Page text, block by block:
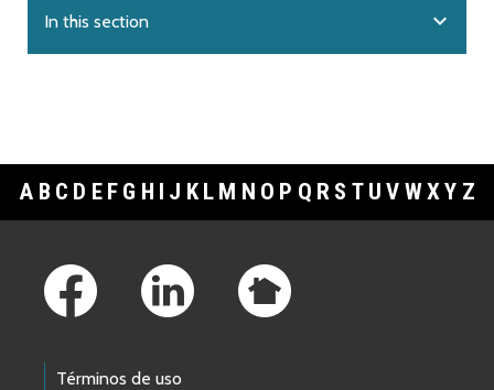
In this section expand_more
A B C D E F G H I J K L M N O P Q R S T U V WXY Z
Términos de uso